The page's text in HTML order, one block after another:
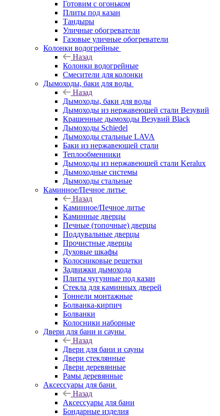
Готовим с огоньком
Плиты под казан
Тандыры
Уличные обогреватели
Газовые уличные обогреватели
Колонки водогрейные
Назад
Колонки водогрейные
Смесители для колонки
Дымоходы, баки для воды
Назад
Дымоходы, баки для воды
Дымоходы из нержавеющей стали Везувий
Крашенные дымоходы Везувий Black
Дымоходы Schiedel
Дымоходы стальные LAVA
Баки из нержавеющей стали
Теплообменники
Дымоходы из нержавеющей стали Keralux
Дымоходные системы
Дымоходы стальные
Каминное/Печное литье
Назад
Каминное/Печное литье
Каминные дверцы
Печные (топочные) дверцы
Поддувальные дверцы
Прочистные дверцы
Духовые шкафы
Колосниковые решетки
Задвижки дымохода
Плиты чугунные под казан
Стекла для каминных дверей
Тоннели монтажные
Болванка-кирпич
Болванки
Колосники наборные
Двери для бани и сауны
Назад
Двери для бани и сауны
Двери стеклянные
Двери деревянные
Рамы деревянные
Аксессуары для бани
Назад
Аксессуары для бани
Бондарные изделия